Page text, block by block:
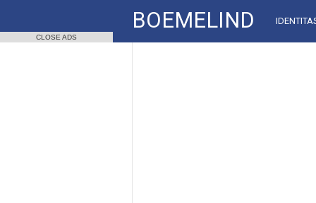
BOEMELIND
CLOSE ADS